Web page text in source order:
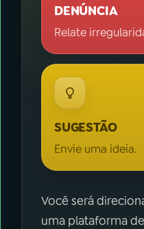
DENÚNCIA
Relate
SUGESTÃO
Envie uma ideia.
Você será
uma plataforma